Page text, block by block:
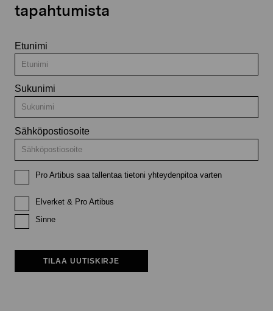
tapahtumista
Etunimi
Sukunimi
Sähköpostiosoite
Pro Artibus saa tallentaa tietoni yhteydenpitoa varten
Elverket & Pro Artibus
Sinne
TILAA UUTISKIRJE